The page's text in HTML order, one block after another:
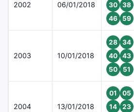
2002 06/01/2018
30
38
46
59
2003 10/01/2018
28
34
40
43
50
51
2004 13/01/2018
01
05
14
23